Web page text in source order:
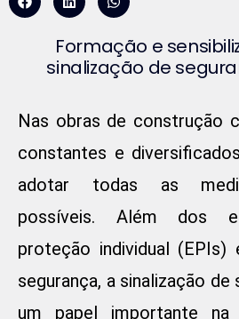
Formação e
sinalização de
Nas obras de construção
constantes e
adotar todas as
possíveis. Além dos
proteção individual (EPIs)
segurança, a sinalização de
um papel importante na